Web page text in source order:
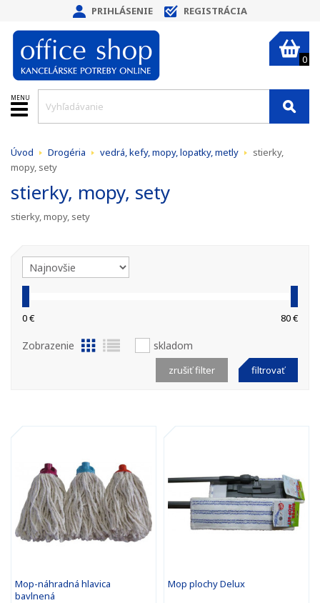
PRIHLÁSENIE REGISTRÁCIA
0
MENU
Úvod Drogéria vedrá, kefy, mopy, lopatky, metly
stierky,
mopy, sety
stierky, mopy, sety
stierky, mopy, sety
0 € 80 €
Zobrazenie skladom
filtrovať
zrušiť filter
Mop-náhradná hlavica
bavlnená
Mop plochy Delux